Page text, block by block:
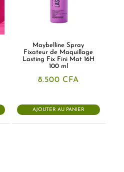
Maybelline Spray
Fixateur de Maquillage
Lasting Fix Fini Mat 16H
100 ml
8.500 CFA
AJOUTER AU PANIER